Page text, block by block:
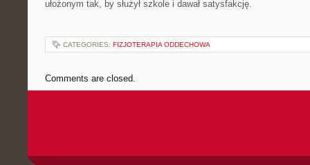
ułożonym tak, by służył szkole i dawał satysfakcję.
CATEGORIES: FIZJOTERAPIA ODDECHOWA
Comments are closed.